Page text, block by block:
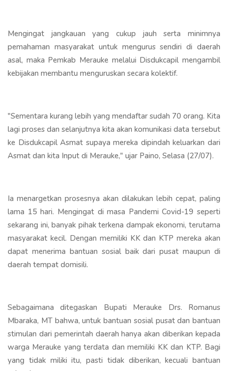
Mengingat jangkauan yang cukup jauh serta minimnya
pemahaman masyarakat untuk mengurus sendiri di daerah
asal, maka Pemkab Merauke melalui Disdukcapil mengambil
kebijakan membantu menguruskan secara kolektif.
"Sementara kurang lebih yang mendaftar sudah 70 orang. Kita
lagi proses dan selanjutnya kita akan komunikasi data tersebut
ke Disdukcapil Asmat supaya mereka dipindah keluarkan dari
Asmat dan kita Input di Merauke," ujar Paino, Selasa (27/07).
Ia menargetkan prosesnya akan dilakukan lebih cepat, paling
lama 15 hari. Mengingat di masa Pandemi Covid-19 seperti
sekarang ini, banyak pihak terkena dampak ekonomi, terutama
masyarakat kecil. Dengan memiliki KK dan KTP mereka akan
dapat menerima bantuan sosial baik dari pusat maupun di
daerah tempat domisili.
Sebagaimana ditegaskan Bupati Merauke Drs. Romanus
Mbaraka, MT bahwa, untuk bantuan sosial pusat dan bantuan
stimulan dari pemerintah daerah hanya akan diberikan kepada
warga Merauke yang terdata dan memiliki KK dan KTP. Bagi
yang tidak miliki itu, pasti tidak diberikan, kecuali bantuan